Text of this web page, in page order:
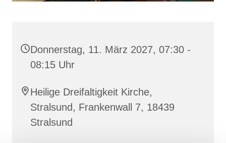
Donnerstag, 11. März 2027, 07:30 -
08:15 Uhr
Heilige Dreifaltigkeit Kirche,
Stralsund, Frankenwall 7, 18439
Stralsund